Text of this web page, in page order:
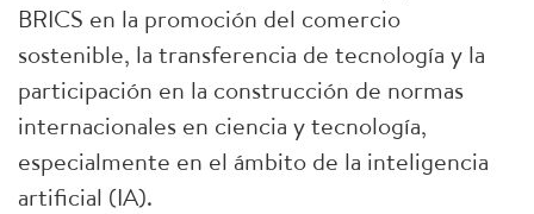
BRICS en la promoción del comercio
sostenible, la transferencia de tecnología y la
participación en la construcción de normas
internacionales en ciencia y tecnología,
especialmente en el ámbito de la inteligencia
artificial (IA).